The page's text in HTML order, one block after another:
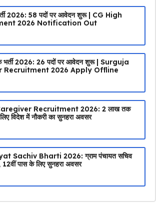
भर्ती 2026: 58 पदों पर आवेदन शुरू | CG High
2026 Notification Out
भर्ती 2026: 26 पदों पर आवेदन शुरू | Surguja
Recruitment 2026 Apply Offline
Recruitment 2026: ₹2 लाख तक
विदेश में नौकरी का सुनहरा अवसर
Sachiv Bharti 2026: ग्राम पंचायत सचिव
12वीं पास के लिए सुनहरा अवसर